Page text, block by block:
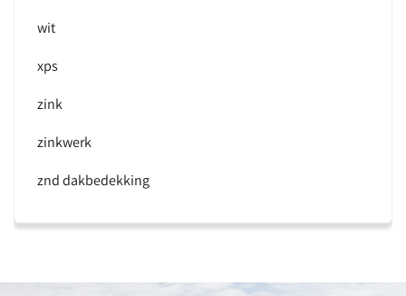
wit
xps
zink
zinkwerk
znd dakbedekking